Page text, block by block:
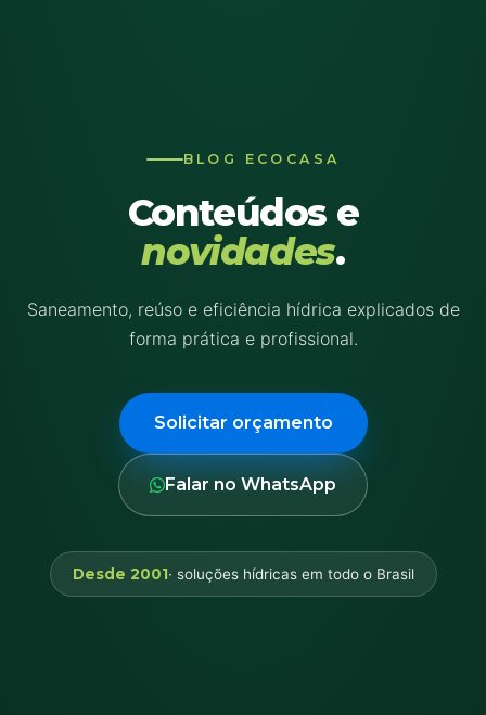
BLOG ECOCASA
Conteúdos e
novidades.
Saneamento, reúso e eficiência hídrica explicados de
forma prática e profissional.
Solicitar orçamento
Falar no WhatsApp
Desde 2001· soluções hídricas em todo o Brasil